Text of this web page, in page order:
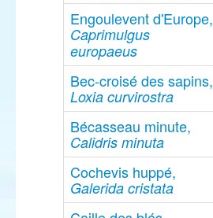
Engoulevent d'Europe,
Caprimulgus
europaeus
Bec-croisé des sapins,
Loxia curvirostra
Bécasseau minute,
Calidris minuta
Cochevis huppé,
Galerida cristata